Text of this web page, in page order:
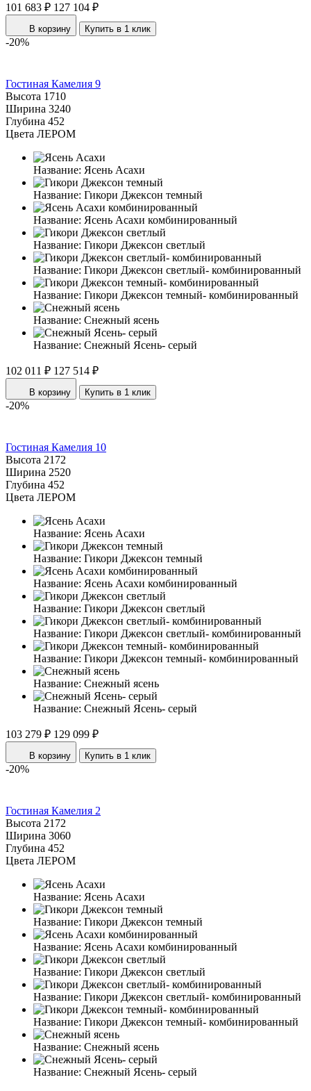
101 683 ₽ 127 104 ₽
В корзину Купить в 1 клик
-20%
Гостиная Камелия 9
Высота 1710
Ширина 3240
Глубина 452
Цвета ЛЕРОМ
Название: Ясень Асахи
Название: Гикори Джексон темный
Название: Ясень Асахи комбинированный
Название: Гикори Джексон светлый
Название: Гикори Джексон светлый- комбинированный
Название: Гикори Джексон темный- комбинированный
Название: Снежный ясень
Название: Снежный Ясень- серый
102 011 ₽ 127 514 ₽
В корзину Купить в 1 клик
-20%
Гостиная Камелия 10
Высота 2172
Ширина 2520
Глубина 452
Цвета ЛЕРОМ
Название: Ясень Асахи
Название: Гикори Джексон темный
Название: Ясень Асахи комбинированный
Название: Гикори Джексон светлый
Название: Гикори Джексон светлый- комбинированный
Название: Гикори Джексон темный- комбинированный
Название: Снежный ясень
Название: Снежный Ясень- серый
103 279 ₽ 129 099 ₽
В корзину Купить в 1 клик
-20%
Гостиная Камелия 2
Высота 2172
Ширина 3060
Глубина 452
Цвета ЛЕРОМ
Название: Ясень Асахи
Название: Гикори Джексон темный
Название: Ясень Асахи комбинированный
Название: Гикори Джексон светлый
Название: Гикори Джексон светлый- комбинированный
Название: Гикори Джексон темный- комбинированный
Название: Снежный ясень
Название: Снежный Ясень- серый